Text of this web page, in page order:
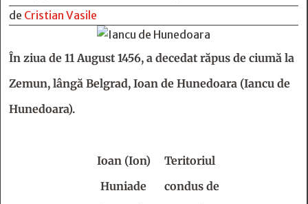
de Cristian Vasile
În ziua de 11 August 1456, a decedat răpus de ciumă la
Zemun, lângă Belgrad, Ioan de Hunedoara (Iancu de
Hunedoara).
Ioan (Ion)
Huniade
Teritoriul
condus de